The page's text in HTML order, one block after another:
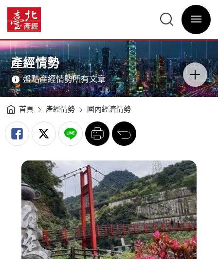
（2021Q2）
-
臺
產
經
資
訊
網
臺
經
訊
網
網
站
主
單
選
單
關
主
意
境
產經情勢
盤點產經情勢所有文章
分
類
開
關
首頁 產經情勢 國內經濟情勢
列
印
回
前
一
頁